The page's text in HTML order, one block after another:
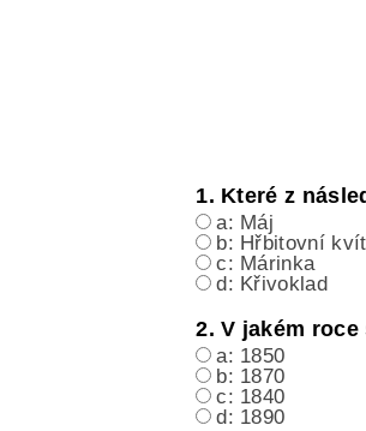
1. Které z
a: Máj
b: Hřbitovní
c: Márinka
d: Křivoklad
2. V jakém
a: 1850
b: 1870
c: 1840
d: 1890